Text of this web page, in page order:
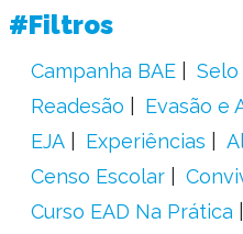
#Filtros
Campanha BAE Selo
Readesão
Evasão e
EJA
Experiências
Censo Escolar
Curso EAD Na Prática